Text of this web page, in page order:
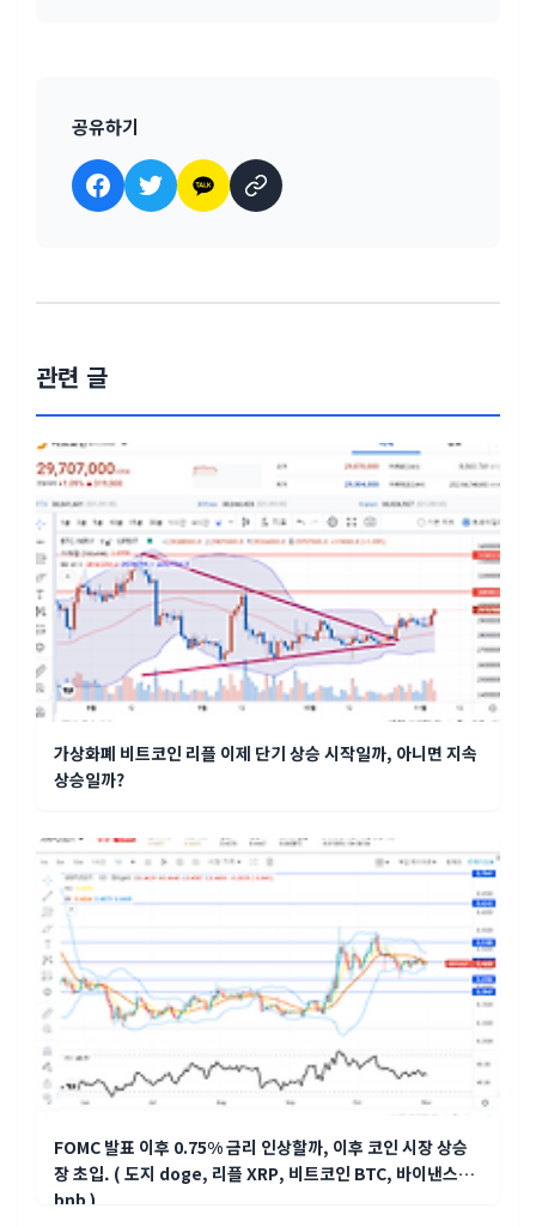
공유하기
관련 글
가상화폐 비트코인 리플 이제 단기 상승 시작일까, 아니면 지속
상승일까?
FOMC 발표 이후 0.75% 금리 인상할까, 이후 코인 시장 상승
장 초입. ( 도지 doge, 리플 XRP, 비트코인 BTC, 바이낸스
bnb )